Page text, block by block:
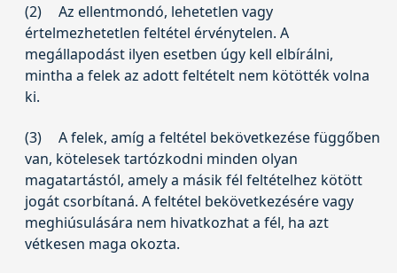
(2)
Az ellentmondó, lehetetlen vagy
értelmezhetetlen feltétel érvénytelen. A
megállapodást ilyen esetben úgy kell elbírálni,
mintha a felek az adott feltételt nem kötötték volna
ki.
(3)
A felek, amíg a feltétel bekövetkezése függőben
van, kötelesek tartózkodni minden olyan
magatartástól, amely a másik fél feltételhez kötött
jogát csorbítaná. A feltétel bekövetkezésére vagy
meghiúsulására nem hivatkozhat a fél, ha azt
vétkesen maga okozta.